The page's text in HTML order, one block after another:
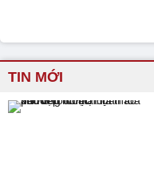
TIN MỚI